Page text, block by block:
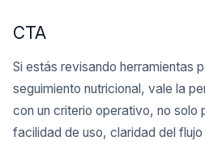
CTA
Si estás revisando herramientas
seguimiento nutricional, vale la
con un criterio operativo, no solo
facilidad de uso, claridad del